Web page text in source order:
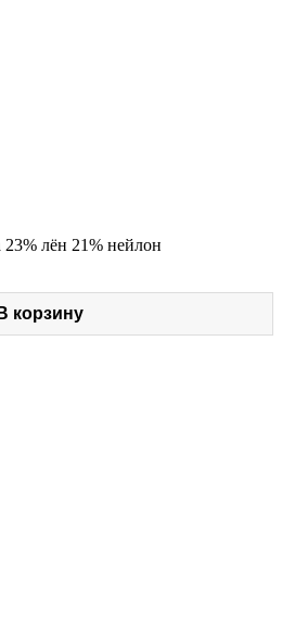
23% лён 21% нейлон
В корзину